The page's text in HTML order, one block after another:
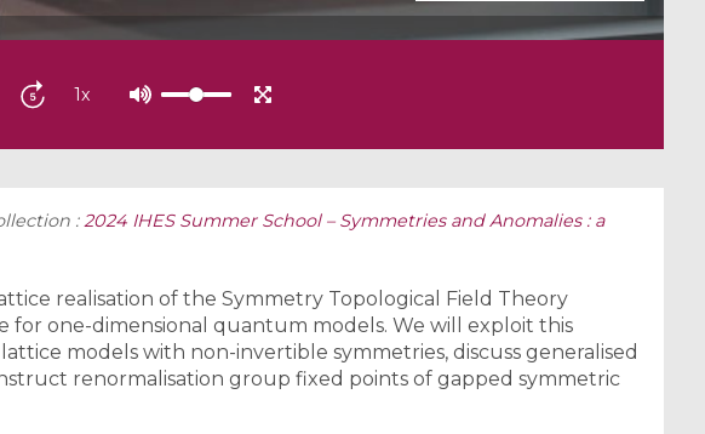
1x
:2024 IHES Summer School – Symmetries and Anomalies : a
realisation of the Symmetry Topological Field Theory
for one-dimensional quantum models. We will exploit this
models with non-invertible symmetries, discuss generalised
renormalisation group fixed points of gapped symmetric